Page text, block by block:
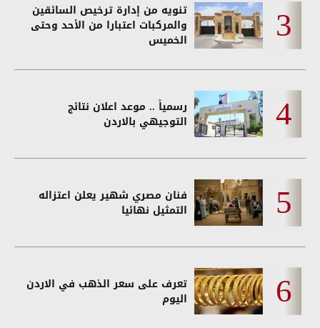
تنويه من إدارة ترخيص السائقين
والمركبات اعتبارا من الأحد وحتى
الخميس
رسمياً .. موعد اعلان نتائج
التوجيهي بالاردن
فنان مصري شهير يعلن اعتزاله
التمثيل نهائيا
تعرف على سعر الذهب في الاردن
اليوم